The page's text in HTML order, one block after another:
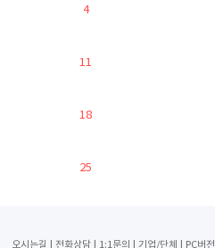
4
11
18
25
오시는길 전화상담 1:1문의 기업/단체 PC버전